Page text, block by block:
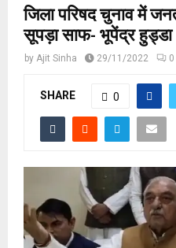
जिला परिषद चुनाव में
सूपड़ा साफ- भूपेंद्र हुड्डा
by Ajit Sinha 29/11/2022 0
SHARE 0